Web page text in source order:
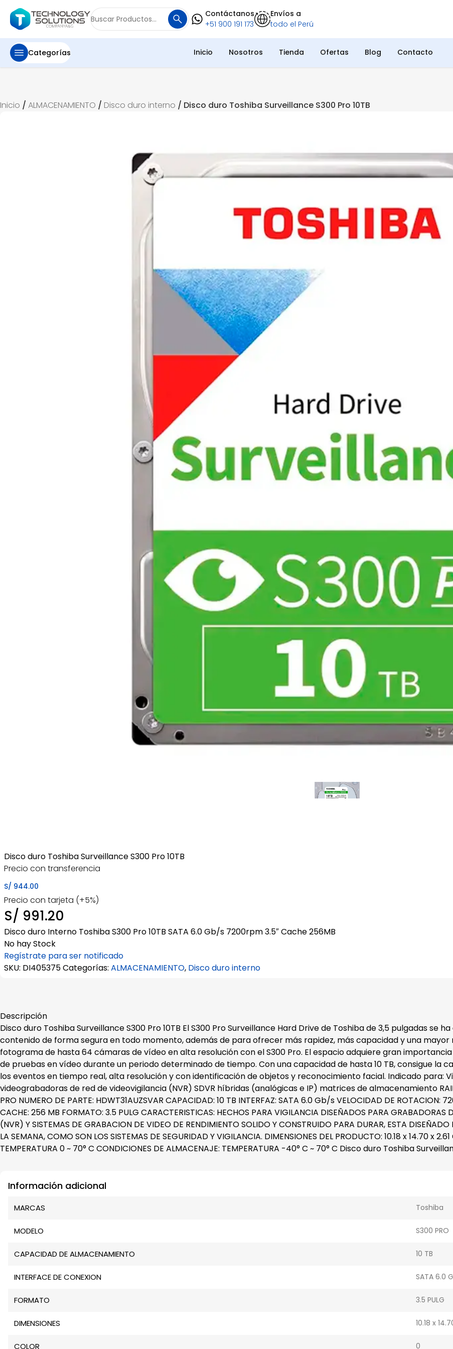
Buscar
por:
Contáctanos
+51 900 191 173
Envíos a
todo el Perú
Categorías Inicio Nosotros Tienda Ofertas Blog Contacto
Inicio / ALMACENAMIENTO / Disco duro interno / Disco duro Toshiba Surveillance S300 Pro 10TB
Disco duro Toshiba Surveillance S300 Pro 10TB
Precio con transferencia
S/ 944.00
Precio con tarjeta (+5%)
S/ 991.20
Disco duro Interno Toshiba S300 Pro 10TB SATA 6.0 Gb/s 7200rpm 3.5″ Cache 256MB
No hay Stock
Regístrate para ser notificado
SKU: DI405375Categorías: ALMACENAMIENTO, Disco duro interno
Descripción
Disco duro Toshiba Surveillance S300 Pro 10TB El S300 Pro Surveillance Hard Drive de Toshiba de 3,5 pulgadas
contenido de forma segura en todo momento, además de para ofrecer más rapidez, más capacidad y una
fotograma de hasta 64 cámaras de vídeo en alta resolución con el S300 Pro. El espacio adquiere gran
de pruebas en vídeo durante un periodo determinado de tiempo. Con una capacidad de hasta 10 TB, consigue
los eventos en tiempo real, alta resolución y con identificación de objetos y reconocimiento facial. Indicado para:
videograbadoras de red de videovigilancia (NVR) SDVR híbridas (analógicas e IP) matrices de almacenamiento
PRO NUMERO DE PARTE: HDWT31AUZSVAR CAPACIDAD: 10 TB INTERFAZ: SATA 6.0 Gb/s VELOCIDAD DE ROTACION:
CACHE: 256 MB FORMATO: 3.5 PULG CARACTERISTICAS: HECHOS PARA VIGILANCIA DISEÑADOS PARA
(NVR) Y SISTEMAS DE GRABACION DE VIDEO DE RENDIMIENTO SOLIDO Y CONSTRUIDO PARA DURAR, ESTA
LA SEMANA, COMO SON LOS SISTEMAS DE SEGURIDAD Y VIGILANCIA. DIMENSIONES DEL PRODUCTO: 10.18 x 14.70 x
TEMPERATURA 0 ~ 70° C CONDICIONES DE ALMACENAJE: TEMPERATURA -40° C ~ 70° C Disco duro Toshiba
Información adicional
MARCAS Toshiba
MODELO S300 PRO
CAPACIDAD DE ALMACENAMIENTO 10 TB
INTERFACE DE CONEXION SATA 6.0
FORMATO 3.5 PULG
DIMENSIONES 10.18 x
COLOR 0